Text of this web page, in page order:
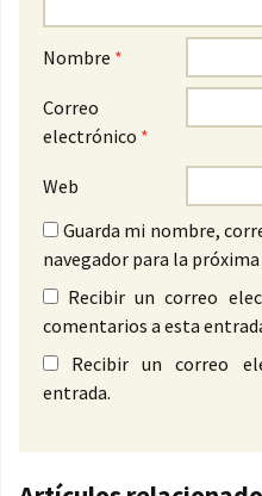
Nombre *
Correo
electrónico *
Web
Guarda mi nombre,
navegador para la
Recibir un correo
comentarios a esta
Recibir un correo
entrada.